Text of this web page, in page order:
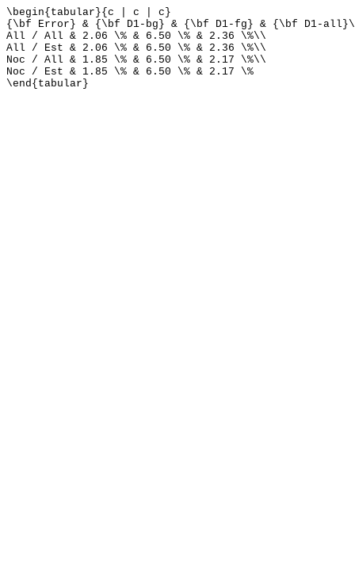
\begin{tabular}{c | c | c}
{\bf Error} & {\bf D1-bg} & {\bf D1-fg} & {\bf D1-
All / All & 2.06 \% & 6.50 \% & 2.36 \%\\
All / Est & 2.06 \% & 6.50 \% & 2.36 \%\\
Noc / All & 1.85 \% & 6.50 \% & 2.17 \%\\
Noc / Est & 1.85 \% & 6.50 \% & 2.17 \%
\end{tabular}